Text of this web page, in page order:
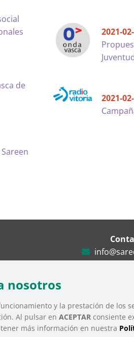
de
2021-
2021-
– Tercer Sector Social de Euskadi |Aviso
nosotros
y la prestación de los
Al pulsar en ACEPTAR consiente
más información en nuestra